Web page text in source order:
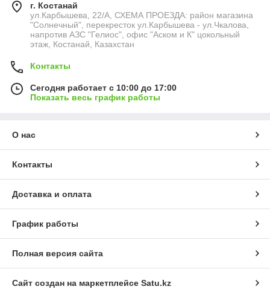
г. Костанай
ул.Карбышева, 22/А, СХЕМА ПРОЕЗДА: район магазина
"Солнечный", перекресток ул.Карбышева - ул.Чкалова,
напротив АЗС "Гелиос", офис "Аском и К" цокольный
этаж, Костанай, Казахстан
Контакты
Сегодня работает с 10:00 до 17:00
Показать весь график работы
О нас
Контакты
Доставка и оплата
График работы
Полная версия сайта
Сайт создан на маркетплейсе Satu.kz